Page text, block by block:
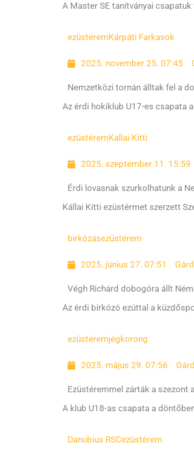
A Master SE tanítványai
ezüstéremKárpáti Farkasok
2025. november 25. 07:45
Nemzetközi tornán álltak fel a
Az érdi hokiklub U17-es csapata
ezüstéremKállai Kitti
2025. szeptember 11. 15:59
Érdi lovasnak szurkolhatunk a
Kállai Kitti ezüstérmet szerzett
birkózásezüstérem
2025. június 27. 07:51
Végh Richárd dobogóra állt
Az érdi birkózó ezúttal a
ezüstéremjégkorong
2025. május 29. 07:56
Ezüstéremmel zárták a szezont
A klub U18-as csapata a
Danubius RSCezüstérem